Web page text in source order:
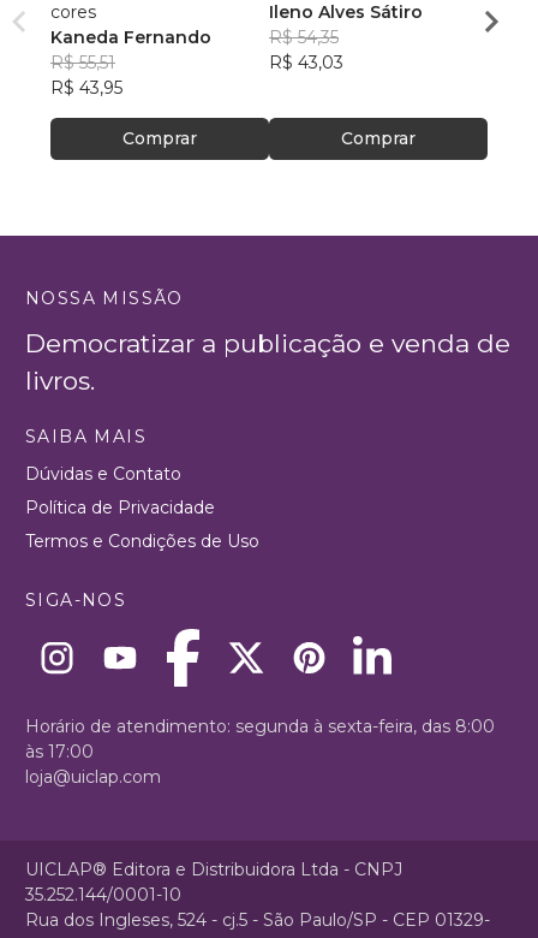
cores
Kaneda Fernando
R$ 55,51
R$ 43,95
Comprar
Ileno Alves Sátiro
R$ 54,35
R$ 43,03
Comprar
Alma
NOSSA MISSÃO
Democratizar a publicação e venda de
livros.
SAIBA MAIS
Dúvidas e Contato
Política de Privacidade
Termos e Condições de Uso
SIGA-NOS
Horário de atendimento: segunda à sexta-feira, das 8:00
às 17:00
loja@uiclap.com
UICLAP® Editora e Distribuidora Ltda - CNPJ
35.252.144/0001-10
Rua dos Ingleses, 524 - cj.5 - São Paulo/SP - CEP 01329-